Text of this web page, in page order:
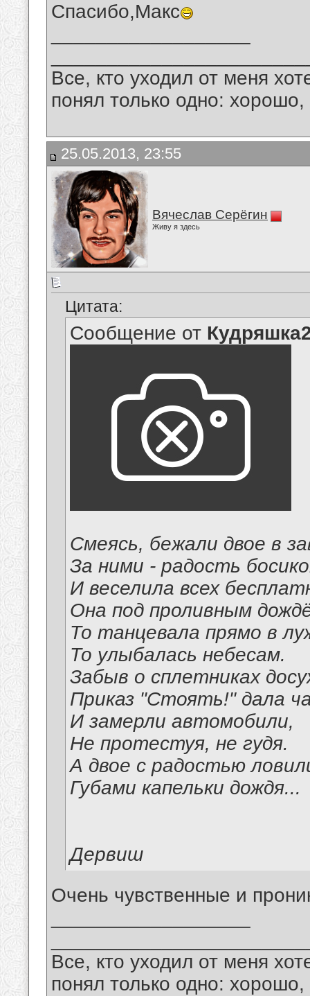
Спасибо,Макс
Все, кто уходил от меня
понял только одно:
25.05.2013, 23:55
Вячеслав Серёгин
Живу я здесь
Цитата:
Сообщение от
Смеясь, бежали двое в
За ними - радость
И веселила всех
Она под проливным
То танцевала прямо в
То улыбалась небесам.
Забыв о сплетниках
Приказ "Стоять!" дала
И замерли автомобили,
Не протестуя, не гудя.
А двое с радостью
Губами капельки дождя...
Дервиш
Очень чувственные и
Все, кто уходил от меня
понял только одно: